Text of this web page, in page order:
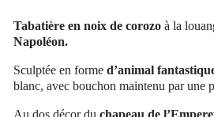
Tabatière en noix de corozo à la
Napoléon.
Sculptée en formed’animal
blanc, avec bouchon maintenu par une